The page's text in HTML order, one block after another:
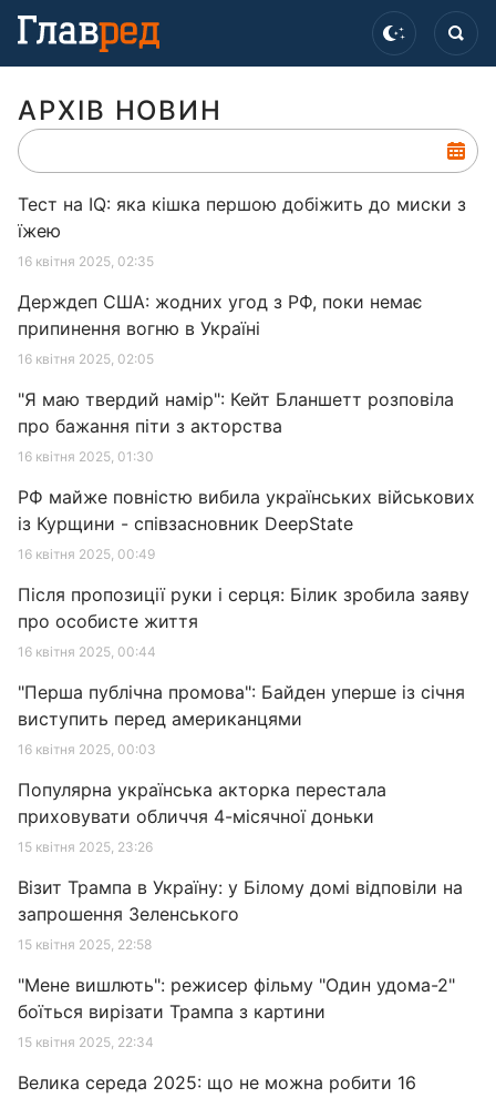
АРХІВ НОВИН
Тест на IQ: яка кішка першою добіжить до миски з
їжею
16 квітня 2025, 02:35
Держдеп США: жодних угод з РФ, поки немає
припинення вогню в Україні
16 квітня 2025, 02:05
"Я маю твердий намір": Кейт Бланшетт розповіла
про бажання піти з акторства
16 квітня 2025, 01:30
РФ майже повністю вибила українських військових
із Курщини - співзасновник DeepState
16 квітня 2025, 00:49
Після пропозиції руки і серця: Білик зробила заяву
про особисте життя
16 квітня 2025, 00:44
"Перша публічна промова": Байден уперше із січня
виступить перед американцями
16 квітня 2025, 00:03
Популярна українська акторка перестала
приховувати обличчя 4-місячної доньки
15 квітня 2025, 23:26
Візит Трампа в Україну: у Білому домі відповіли на
запрошення Зеленського
15 квітня 2025, 22:58
"Мене вишлють": режисер фільму "Один удома-2"
боїться вирізати Трампа з картини
15 квітня 2025, 22:34
Велика середа 2025: що не можна робити 16